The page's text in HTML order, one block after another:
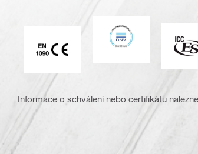
Značka CE EN 1090
DNV
Informace o schválení nebo certifikátu